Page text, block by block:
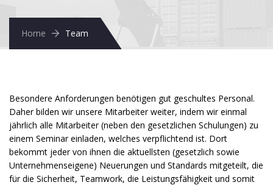
Home Team
Besondere Anforderungen benötigen gut geschultes Personal.
Daher bilden wir unsere Mitarbeiter weiter, indem wir einmal
jährlich alle Mitarbeiter (neben den gesetzlichen Schulungen) zu
einem Seminar einladen, welches verpflichtend ist. Dort
bekommt jeder von ihnen die aktuellsten (gesetzlich sowie
Unternehmenseigene) Neuerungen und Standards mitgeteilt, die
für die Sicherheit, Teamwork, die Leistungsfähigkeit und somit